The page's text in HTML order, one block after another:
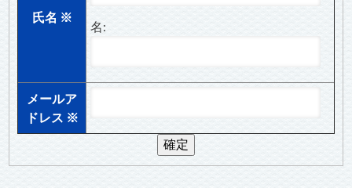
氏名 ※
名:
メールア
ドレス ※